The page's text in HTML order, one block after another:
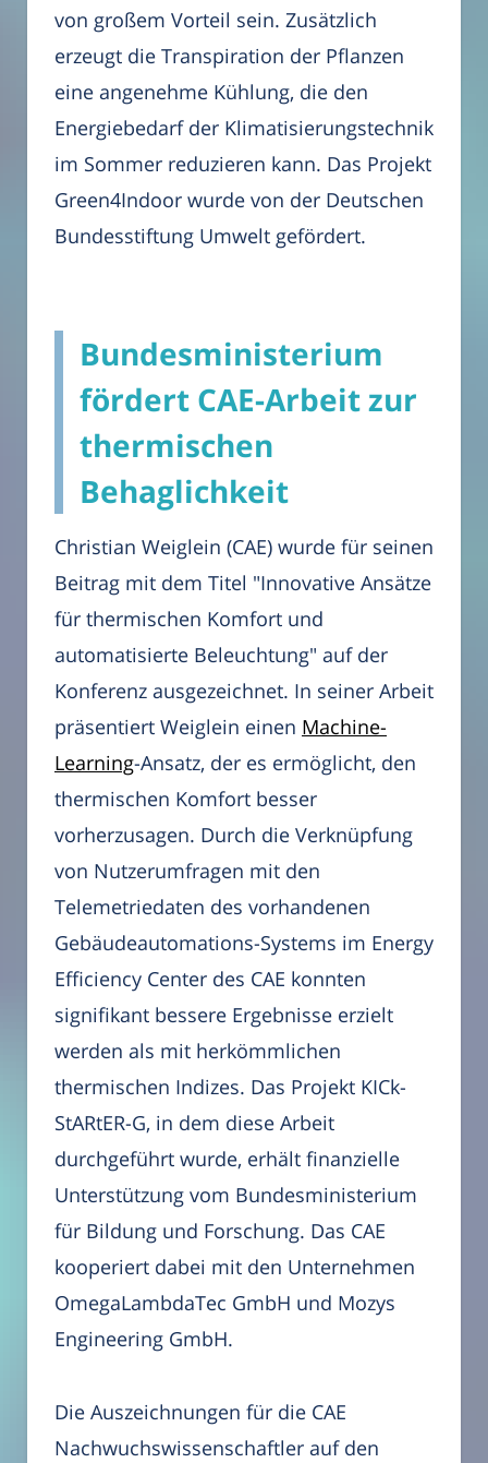
von großem Vorteil sein. Zusätzlich
erzeugt die Transpiration der Pflanzen
eine angenehme Kühlung, die den
Energiebedarf der Klimatisierungstechnik
im Sommer reduzieren kann. Das Projekt
Green4Indoor wurde von der Deutschen
Bundesstiftung Umwelt gefördert.
Bundesministerium
fördert CAE-Arbeit zur
thermischen
Behaglichkeit
Christian Weiglein (CAE) wurde für seinen
Beitrag mit dem Titel "Innovative Ansätze
für thermischen Komfort und
automatisierte Beleuchtung" auf der
Konferenz ausgezeichnet. In seiner Arbeit
präsentiert Weiglein einen Machine-
Learning-Ansatz, der es ermöglicht, den
thermischen Komfort besser
vorherzusagen. Durch die Verknüpfung
von Nutzerumfragen mit den
Telemetriedaten des vorhandenen
Gebäudeautomations-Systems im Energy
Efficiency Center des CAE konnten
signifikant bessere Ergebnisse erzielt
werden als mit herkömmlichen
thermischen Indizes. Das Projekt KICk-
StARtER-G, in dem diese Arbeit
durchgeführt wurde, erhält finanzielle
Unterstützung vom Bundesministerium
für Bildung und Forschung. Das CAE
kooperiert dabei mit den Unternehmen
OmegaLambdaTec GmbH und Mozys
Engineering GmbH.
Die Auszeichnungen für die CAE
Nachwuchswissenschaftler auf den